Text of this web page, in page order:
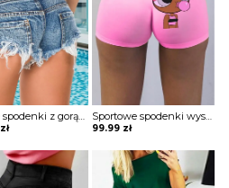
Krótkie spodenki z gorącego denimu frędzlami spodnie Rhetta
zł
Sportowe spodenki wyszczuplające brzuch z wysokim stanem w literę grafikę kreskówkę szorty Osanna
99.99 zł